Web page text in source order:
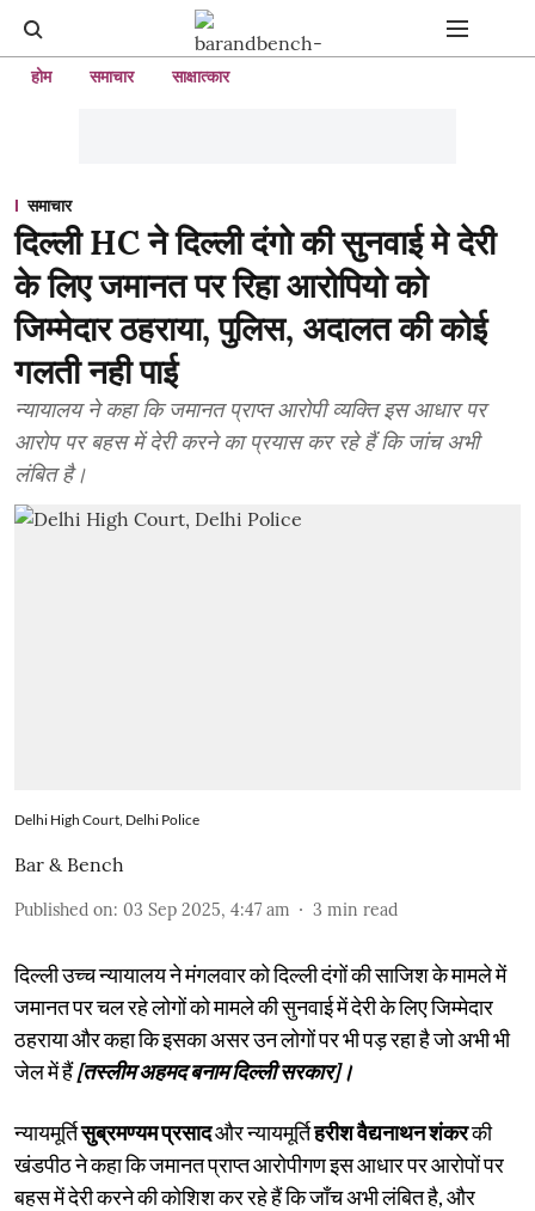
होम समाचार साक्षात्कार
समाचार
दिल्ली HC ने दिल्ली दंगो की सुनवाई मे देरी
के लिए जमानत पर रिहा आरोपियो को
जिम्मेदार ठहराया, पुलिस, अदालत की कोई
गलती नही पाई
न्यायालय ने कहा कि जमानत प्राप्त आरोपी व्यक्ति इस आधार पर
आरोप पर बहस में देरी करने का प्रयास कर रहे हैं कि जांच अभी
लंबित है।
Delhi High Court, Delhi Police
Bar & Bench
Published on: 03 Sep 2025, 4:47 am 3 min read
दिल्ली उच्च न्यायालय ने मंगलवार को दिल्ली दंगों की साजिश के मामले में
जमानत पर चल रहे लोगों को मामले की सुनवाई में देरी के लिए जिम्मेदार
ठहराया और कहा कि इसका असर उन लोगों पर भी पड़ रहा है जो अभी भी
जेल में हैं[तस्लीम अहमद बनाम दिल्ली सरकार]।
न्यायमूर्तिसुब्रमण्यम प्रसादऔर न्यायमूर्तिहरीश वैद्यनाथन शंकरकी
खंडपीठ ने कहा कि जमानत प्राप्त आरोपीगण इस आधार पर आरोपों पर
बहस में देरी करने की कोशिश कर रहे हैं कि जाँच अभी लंबित है, और